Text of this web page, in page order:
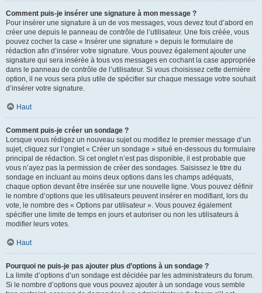
Comment puis-je insérer une signature à mon message ?
Pour insérer une signature à un de vos messages, vous devez tout d’abord en
créer une depuis le panneau de contrôle de l’utilisateur. Une fois créée, vous
pouvez cocher la case « Insérer une signature » depuis le formulaire de
rédaction afin d’insérer votre signature. Vous pouvez également ajouter une
signature qui sera insérée à tous vos messages en cochant la case appropriée
dans le panneau de contrôle de l’utilisateur. Si vous choisissez cette dernière
option, il ne vous sera plus utile de spécifier sur chaque message votre souhait
d’insérer votre signature.
Haut
Comment puis-je créer un sondage ?
Lorsque vous rédigez un nouveau sujet ou modifiez le premier message d’un
sujet, cliquez sur l’onglet « Créer un sondage » situé en-dessous du formulaire
principal de rédaction. Si cet onglet n’est pas disponible, il est probable que
vous n’ayez pas la permission de créer des sondages. Saisissez le titre du
sondage en incluant au moins deux options dans les champs adéquats,
chaque option devant être insérée sur une nouvelle ligne. Vous pouvez définir
le nombre d’options que les utilisateurs peuvent insérer en modifiant, lors du
vote, le nombre des « Options par utilisateur ». Vous pouvez également
spécifier une limite de temps en jours et autoriser ou non les utilisateurs à
modifier leurs votes.
Haut
Pourquoi ne puis-je pas ajouter plus d’options à un sondage ?
La limite d’options d’un sondage est décidée par les administrateurs du forum.
Si le nombre d’options que vous pouvez ajouter à un sondage vous semble